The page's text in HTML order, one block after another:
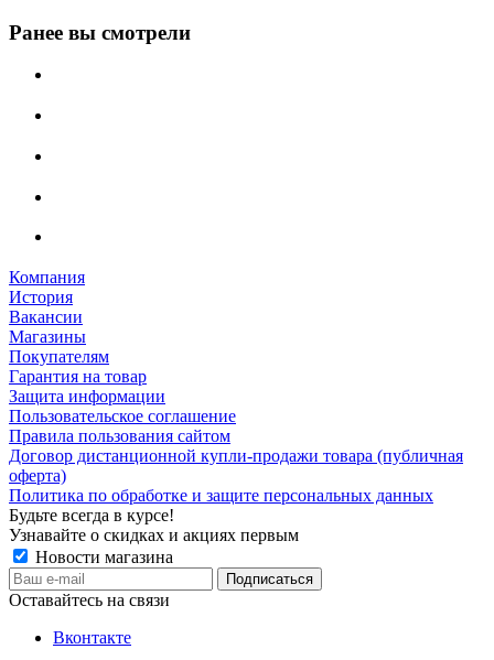
Ранее вы смотрели
Компания
История
Вакансии
Магазины
Покупателям
Гарантия на товар
Защита информации
Пользовательское соглашение
Правила пользования сайтом
Договор дистанционной купли-продажи товара (публичная
оферта)
Политика по обработке и защите персональных данных
Будьте всегда в курсе!
Узнавайте о скидках и акциях первым
Новости магазина
Оставайтесь на связи
Вконтакте